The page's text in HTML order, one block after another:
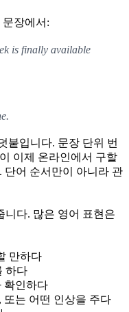
장에서:
is finally available
붙입니다. 문장 단위 번
이제 온라인에서 구할
단어 순서만이 아니라 관
니다. 많은 영어 표현은
만하다
하다
확인하다
또는 어떤 인상을 주다